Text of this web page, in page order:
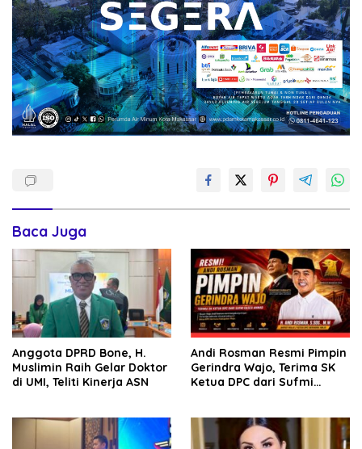
Baca Juga
Anggota DPRD Bone, H.
Muslimin Raih Gelar Doktor
di UMI, Teliti Kinerja ASN
Andi Rosman Resmi Pimpin
Gerindra Wajo, Terima SK
Ketua DPC dari Sufmi